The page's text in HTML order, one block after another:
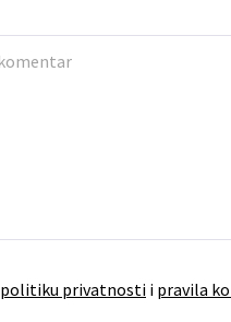
politiku privatnosti i pravila